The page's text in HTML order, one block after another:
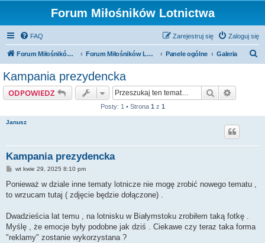
Forum Miłośników Lotnictwa
FAQ Zaloguj się
Zarejestruj się
Forum Miłośników Lotnictwa Forum Miłośników Lotnictwa Panele ogólne Galeria
Kampania prezydencka
ODPOWIEDZ Szukaj
Posty: 1 • Strona 1 z 1
Janusz
Kampania prezydencka
P
s
wt kwie 29, 2025 8:10 pm
Ponieważ w dziale inne tematy lotnicze nie mogę zrobić nowego tematu ,
to wrzucam tutaj ( zdjęcie będzie dołączone) .
Dwadzieścia lat temu , na lotnisku w Białymstoku zrobiłem taką fotkę .
Myślę , że emocje były podobne jak dziś . Ciekawe czy teraz taka forma
"reklamy" zostanie wykorzystana ?